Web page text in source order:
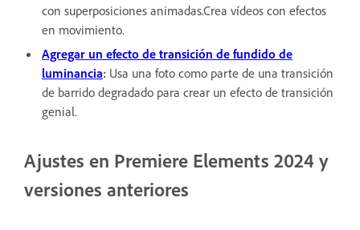
con superposiciones animadas.Crea vídeos con efectos
en movimiento.
Agregar un efecto de transición de fundido de
luminancia: Usa una foto como parte de una transición
de barrido degradado para crear un efecto de transición
genial.
Ajustes en Premiere Elements 2024 y
versiones anteriores